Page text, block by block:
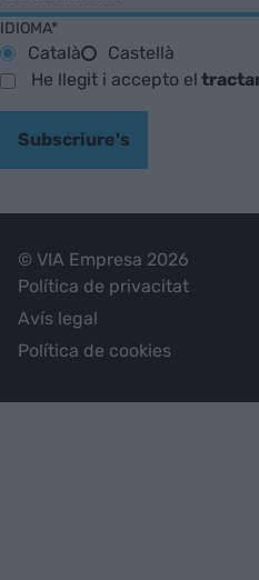
IDIOMA*
Català
Castellà
He llegit i accepto el
Subscriure's
© VIA Empresa 2026
Política de privacitat
Avís legal
Política de cookies